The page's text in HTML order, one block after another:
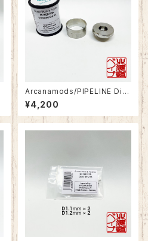
Arcanamods/PIPELINE Dia
mond Cut Kit for MUTED R
TA
¥4,200